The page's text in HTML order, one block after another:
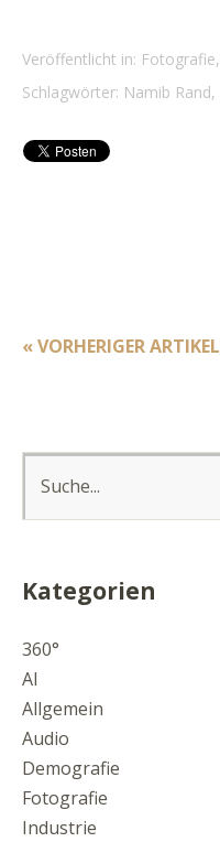
Veröffentlicht in: Fotografie,
Schlagwörter: Namib Rand,
« VORHERIGER ARTIKEL
Kategorien
360°
AI
Allgemein
Audio
Demografie
Fotografie
Industrie